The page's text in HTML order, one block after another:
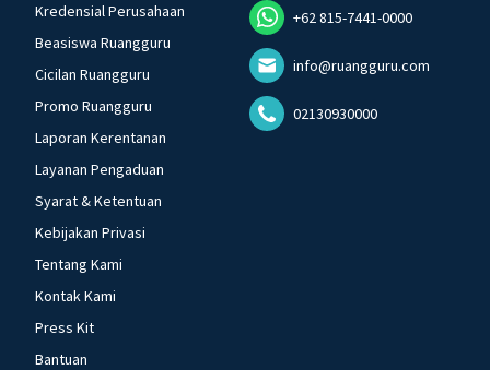
Kredensial Perusahaan
Beasiswa Ruangguru
Cicilan Ruangguru
Promo Ruangguru
Laporan Kerentanan
Layanan Pengaduan
Syarat & Ketentuan
Kebijakan Privasi
Tentang Kami
Kontak Kami
Press Kit
Bantuan
+62 815-7441-0000
info@ruangguru.com
02130930000